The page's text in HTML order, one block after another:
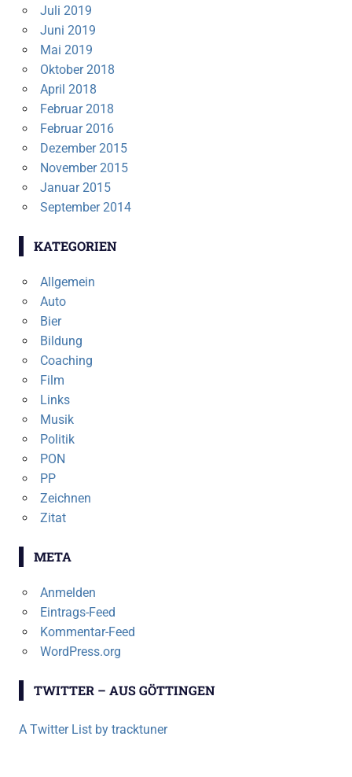
Juli 2019
Juni 2019
Mai 2019
Oktober 2018
April 2018
Februar 2018
Februar 2016
Dezember 2015
November 2015
Januar 2015
September 2014
KATEGORIEN
Allgemein
Auto
Bier
Bildung
Coaching
Film
Links
Musik
Politik
PON
PP
Zeichnen
Zitat
META
Anmelden
Eintrags-Feed
Kommentar-Feed
WordPress.org
TWITTER – AUS GÖTTINGEN
A Twitter List by tracktuner